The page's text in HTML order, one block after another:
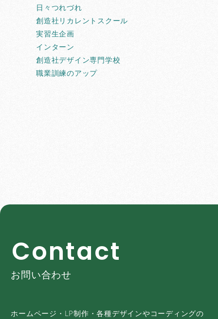
日々つれづれ
創造社リカレントスクール
実習生企画
インターン
創造社デザイン専門学校
職業訓練のアップ
Contact
お問い合わせ
ホームページ・LP制作・各種デザインやコーディングの